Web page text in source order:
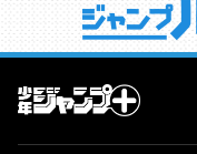
才能溢れる投稿作